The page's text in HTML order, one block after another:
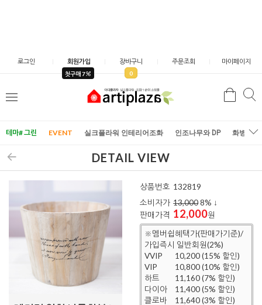
로그인 회원가입
첫구매 7
장바구니
0
주문조회 마이페이지
메
검
테마# 그린 EVENT 실크플라워 인테리어조화 인조나무와 DP 화병/화
DETAIL VIEW
상품번호 132819
소비자가 13,0008% ↓
판매가격 12,000원
※멤버쉽혜택가(판매가기준)/
가입즉시 일반회원(2%)
VVIP
10,200 (15% 할인)
VIP
10,800 (10% 할인)
하트
11,160 (7% 할인)
다이아
11,400 (5% 할인)
클로바
11,640 (3% 할인)